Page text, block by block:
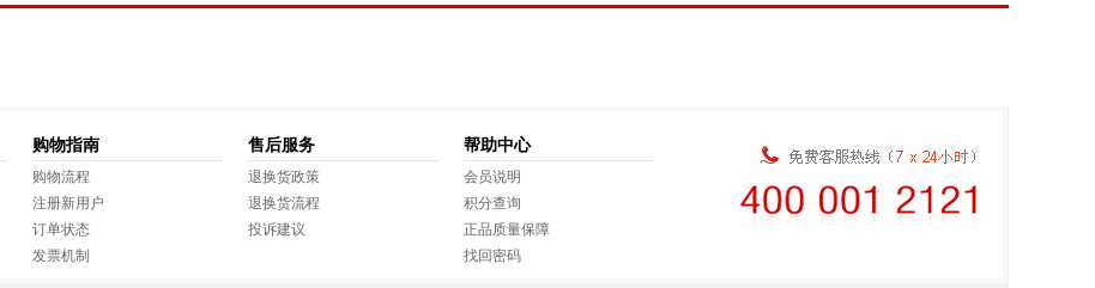
购物指南
购物流程
注册新用户
订单状态
发票机制
售后服务
退换货政策
退换货流程
投诉建议
帮助中心
会员说明
积分查询
正品质量保障
找回密码